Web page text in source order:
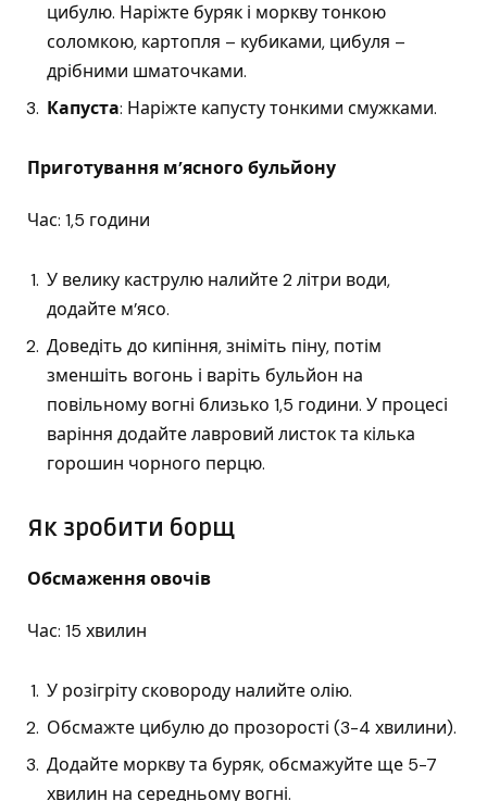
цибулю. Наріжте буряк і моркву тонкою
соломкою, картопля – кубиками, цибуля –
дрібними шматочками.
Капуста: Наріжте капусту тонкими смужками.
Приготування м’ясного бульйону
Час: 1,5 години
У велику каструлю налийте 2 літри води,
додайте м’ясо.
Доведіть до кипіння, зніміть піну, потім
зменшіть вогонь і варіть бульйон на
повільному вогні близько 1,5 години. У процесі
варіння додайте лавровий листок та кілька
горошин чорного перцю.
Як зробити борщ
Обсмаження овочів
Час: 15 хвилин
У розігріту сковороду налийте олію.
Обсмажте цибулю до прозорості (3-4 хвилини).
Додайте моркву та буряк, обсмажуйте ще 5-7
хвилин на середньому вогні.